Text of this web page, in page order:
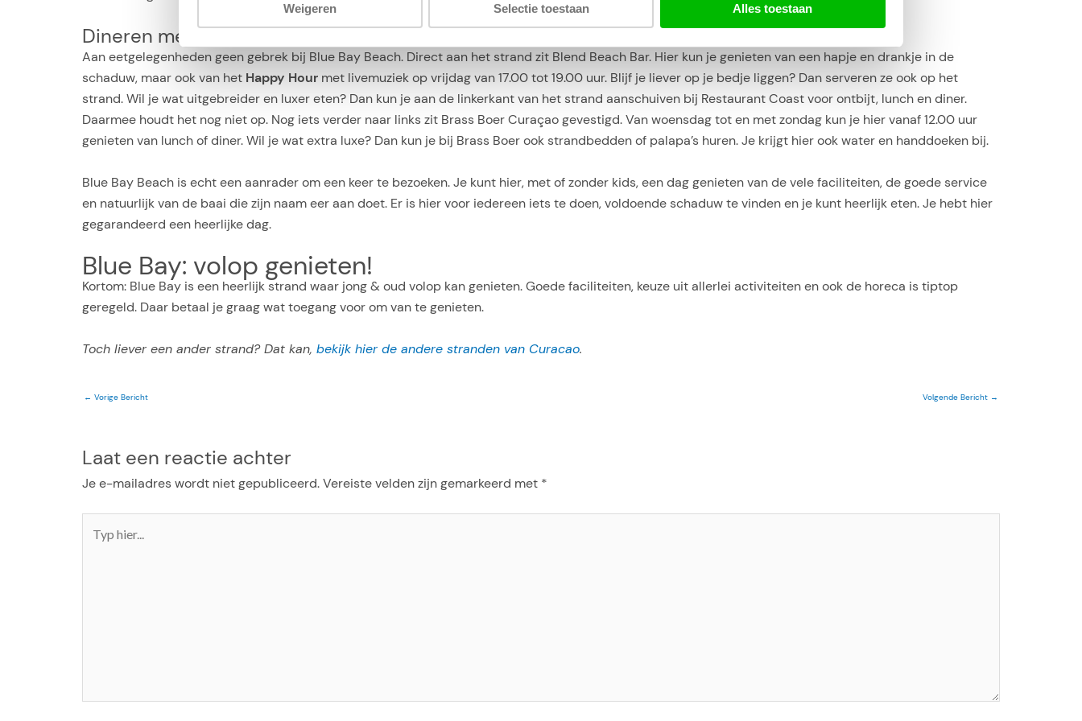
Weigeren Selectie toestaan Alles toestaan
Dineren met uitzicht op zee
Aan eetgelegenheden geen gebrek bij Blue Bay Beach. Direct aan het strand zit Blend Beach Bar. Hier kun je genieten van een hapje en drankje in de
schaduw, maar ook van het Happy Hour met livemuziek op vrijdag van 17.00 tot 19.00 uur. Blijf je liever op je bedje liggen? Dan serveren ze ook op het
strand. Wil je wat uitgebreider en luxer eten? Dan kun je aan de linkerkant van het strand aanschuiven bij Restaurant Coast voor ontbijt, lunch en diner.
Daarmee houdt het nog niet op. Nog iets verder naar links zit Brass Boer Curaçao gevestigd. Van woensdag tot en met zondag kun je hier vanaf 12.00 uur
genieten van lunch of diner. Wil je wat extra luxe? Dan kun je bij Brass Boer ook strandbedden of palapa’s huren. Je krijgt hier ook water en handdoeken bij.
Blue Bay Beach is echt een aanrader om een keer te bezoeken. Je kunt hier, met of zonder kids, een dag genieten van de vele faciliteiten, de goede service
en natuurlijk van de baai die zijn naam eer aan doet. Er is hier voor iedereen iets te doen, voldoende schaduw te vinden en je kunt heerlijk eten. Je hebt hier
gegarandeerd een heerlijke dag.
Blue Bay: volop genieten!
Kortom: Blue Bay is een heerlijk strand waar jong & oud volop kan genieten. Goede faciliteiten, keuze uit allerlei activiteiten en ook de horeca is tiptop
geregeld. Daar betaal je graag wat toegang voor om van te genieten.
Toch liever een ander strand? Dat kan, bekijk hier de andere stranden van Curacao.
← Vorige Bericht Volgende Bericht →
Laat een reactie achter
Je e-mailadres wordt niet gepubliceerd.Vereiste velden zijn gemarkeerd met *
hier...